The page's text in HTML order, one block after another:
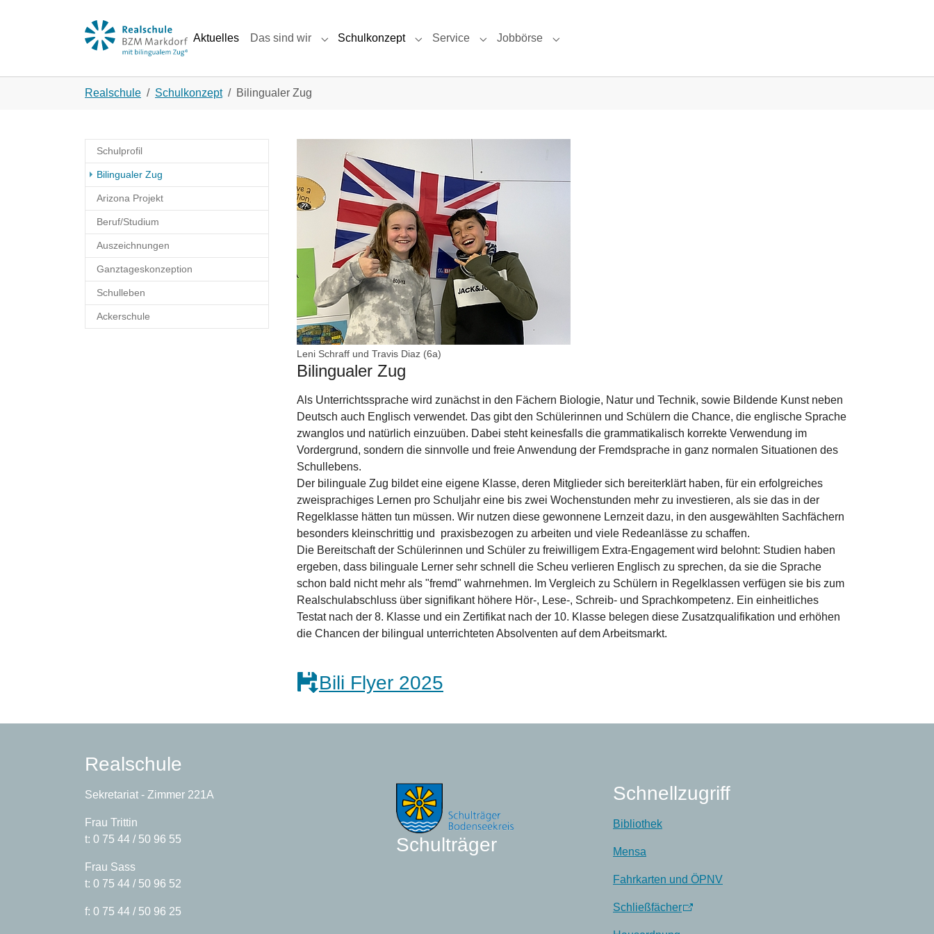
Aktuelles Das sind wir
Submenu for "Das sind wir"
Schulkonzept
Submenu for "Schulkonzept"
Service
Submenu for "Service"
Jobbörse
Submenu for "Jobbörse"
Realschule Schulkonzept Bilingualer Zug
Leni Schraff und Travis Diaz (6a)
Bilingualer Zug
Als Unterrichtssprache wird zunächst in den Fächern Biologie, Natur und Technik, sowie Bildende Kunst neben
Deutsch auch Englisch verwendet. Das gibt den Schülerinnen und Schülern die Chance, die englische Sprache
zwanglos und natürlich einzuüben. Dabei steht keinesfalls die grammatikalisch korrekte Verwendung im
Vordergrund, sondern die sinnvolle und freie Anwendung der Fremdsprache in ganz normalen Situationen des
Schullebens.
Der bilinguale Zug bildet eine eigene Klasse, deren Mitglieder sich bereiterklärt haben, für ein erfolgreiches
zweisprachiges Lernen pro Schuljahr eine bis zwei Wochenstunden mehr zu investieren, als sie das in der
Regelklasse hätten tun müssen. Wir nutzen diese gewonnene Lernzeit dazu, in den ausgewählten Sachfächern
besonders kleinschrittig und praxisbezogen zu arbeiten und viele Redeanlässe zu schaffen.
Die Bereitschaft der Schülerinnen und Schüler zu freiwilligem Extra-Engagement wird belohnt: Studien haben
ergeben, dass bilinguale Lerner sehr schnell die Scheu verlieren Englisch zu sprechen, da sie die Sprache
schon bald nicht mehr als "fremd" wahrnehmen. Im Vergleich zu Schülern in Regelklassen verfügen sie bis zum
Realschulabschluss über signifikant höhere Hör-, Lese-, Schreib- und Sprachkompetenz. Ein einheitliches
Testat nach der 8. Klasse und ein Zertifikat nach der 10. Klasse belegen diese Zusatzqualifikation und erhöhen
die Chancen der bilingual unterrichteten Absolventen auf dem Arbeitsmarkt.
Bili Flyer 2025
Schulprofil
Bilingualer Zug
Arizona Projekt
Beruf/Studium
Auszeichnungen
Ganztageskonzeption
Schulleben
Ackerschule
Realschule
Sekretariat - Zimmer 221A
Frau Trittin
t: 0 75 44 / 50 96 55
Frau Sass
t: 0 75 44 / 50 96 52
f: 0 75 44 / 50 96 25
Schulträger
Schnellzugriff
Bibliothek
Mensa
Fahrkarten und ÖPNV
Schließfächer